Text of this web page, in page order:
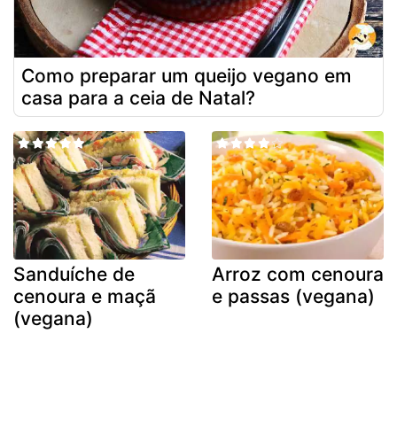
Como preparar um queijo vegano em
casa para a ceia de Natal?
Sanduíche de
cenoura e maçã
(vegana)
Arroz com cenoura
e passas (vegana)